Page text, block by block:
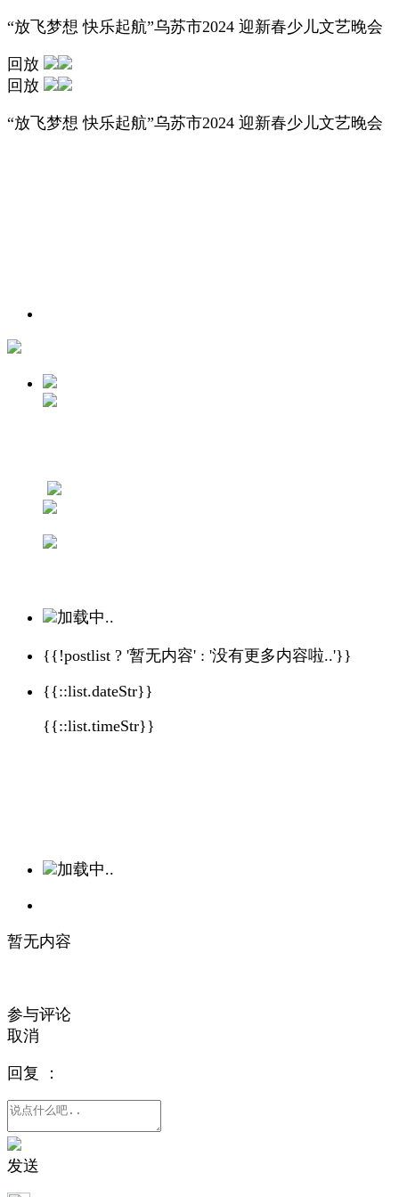
“放飞梦想 快乐起航”乌苏市2024 迎新春少儿文艺晚会
回放
回放
“放飞梦想 快乐起航”乌苏市2024 迎新春少儿文艺晚会
加载中..
{{!postlist ? '暂无内容' : '没有更多内容啦..'}}
{{::list.dateStr}}
{{::list.timeStr}}
加载中..
暂无内容
参与评论
取消
回复 ：
发送